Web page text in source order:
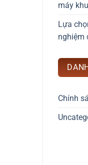
máy
Lựa
nghiệm
Chính